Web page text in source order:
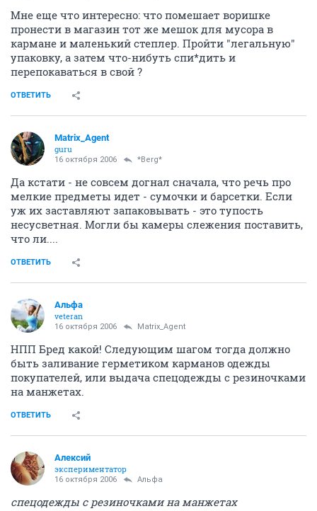
Мне еще что интересно: что помешает воришке
пронести в магазин тот же мешок для мусора в
кармане и маленький степлер. Пройти "легальную"
упаковку, а затем что-нибуть спи*дить и
перепокаваться в свой ?
ОТВЕТИТЬ
Matrix_Agent
guru
16 октября 2006 *Berg*
Да кстати - не совсем догнал сначала, что речь про
мелкие предметы идет - сумочки и барсетки. Если
уж их заставляют запаковывать - это тупость
несусветная. Могли бы камеры слежения поставить,
что ли....
ОТВЕТИТЬ
Альфа
veteran
16 октября 2006 Matrix_Agent
НПП Бред какой! Следующим шагом тогда должно
быть заливание герметиком карманов одежды
покупателей, или выдача спецодежды с резиночками
на манжетах.
ОТВЕТИТЬ
Алексий
экспериментатор
16 октября 2006 Альфа
спецодежды с резиночками на манжетах